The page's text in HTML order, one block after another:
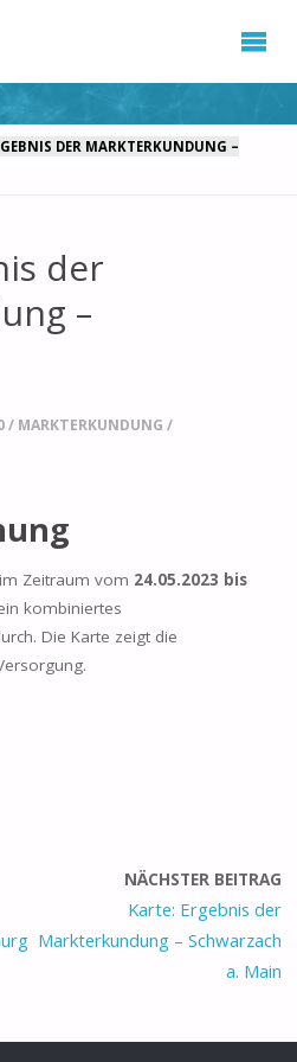
DER MARKTERKUNDUNG –
der
–
/ MARKTERKUNDUNG /
Zeitraum vom 24.05.2023 bis
kombiniertes
Die Karte zeigt die
NÄCHSTER BEITRAG
Karte: Ergebnis der
Markterkundung – Schwarzach
a. Main